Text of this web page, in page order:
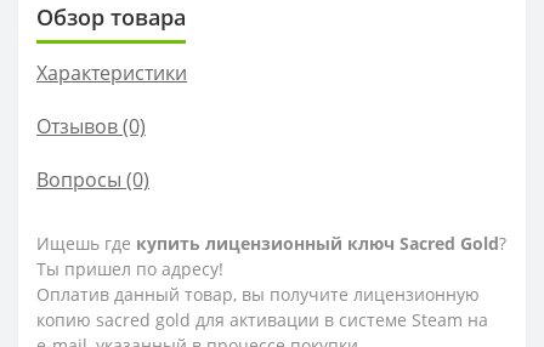
Обзор товара
Характеристики
Отзывов (0)
Вопросы (0)
Ищешь где купить лицензионный ключ Sacred Gold?
Ты пришел по адресу!
Оплатив данный товар, вы получите лицензионную
копию sacred gold для активации в системе Steam на